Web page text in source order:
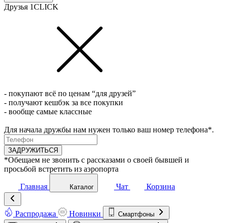
Друзья 1CLICK
- покупают всё по ценам “для друзей”
- получают кешбэк за все покупки
- вообще самые классные
Для начала дружбы нам нужен только ваш номер телефона*.
ЗАДРУЖИТЬСЯ
*Обещаем не звонить с рассказами о своей бывшей и
просьбой встретить из аэропорта
Главная Каталог Чат Корзина
Распродажа Новинки
Смартфоны